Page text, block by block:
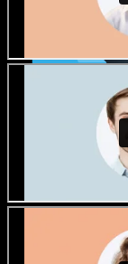
Banyak